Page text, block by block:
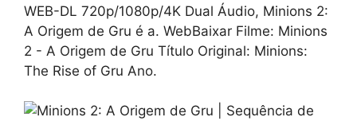
WEB-DL 720p/1080p/4K Dual Áudio, Minions 2:
A Origem de Gru é a. WebBaixar Filme: Minions
2 - A Origem de Gru Título Original: Minions:
The Rise of Gru Ano.